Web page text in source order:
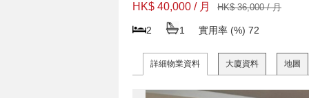
HK$ 40,000 / 月
HK$ 36,000 / 月
2 1 實用率 (%) 72
詳細物業資料 大廈資料 地圖